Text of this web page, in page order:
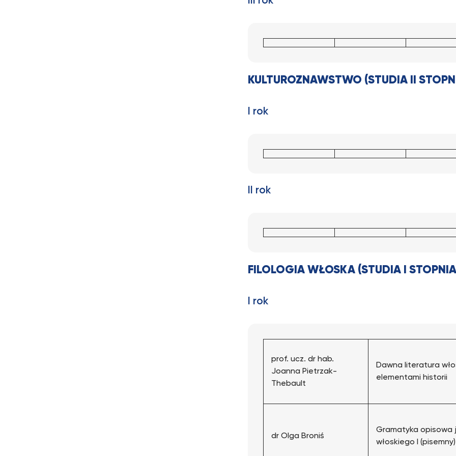
KULTUROZNAWSTWO (STUDIA II
I rok
II rok
FILOLOGIA WŁOSKA (STUDIA I
I rok
prof. ucz. dr hab.
Joanna Pietrzak-
Thebault
Dawna literatura
elementami historii
dr Olga Broniś
Gramatyka opisowa
włoskiego I (pisemny)